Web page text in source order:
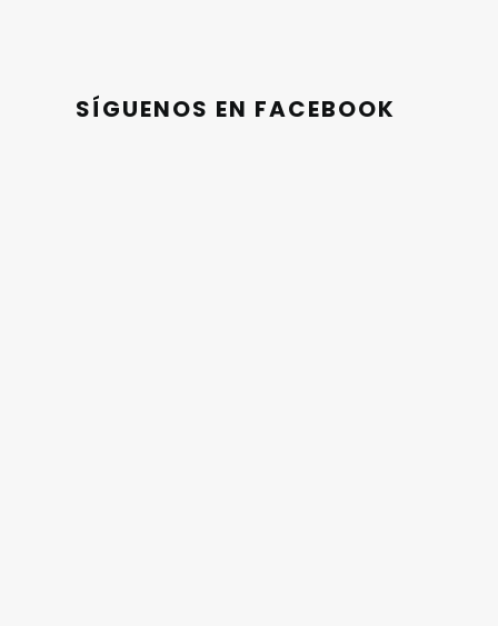
SÍGUENOS EN FACEBOOK